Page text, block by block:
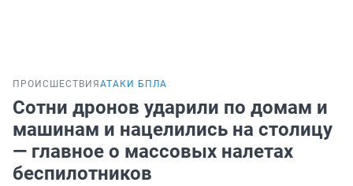
ПРОИСШЕСТВИЯ АТАКИ БПЛА
Сотни дронов ударили по домам и
машинам и нацелились на столицу
— главное о массовых налетах
беспилотников